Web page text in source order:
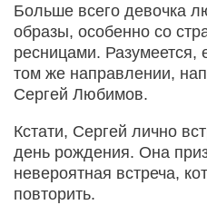
Больше всего девочка
образы, особенно со
ресницами. Разумеется,
том же направлении,
Сергей Любимов.
Кстати, Сергей лично
день рождения. Она
невероятная встреча,
повторить.